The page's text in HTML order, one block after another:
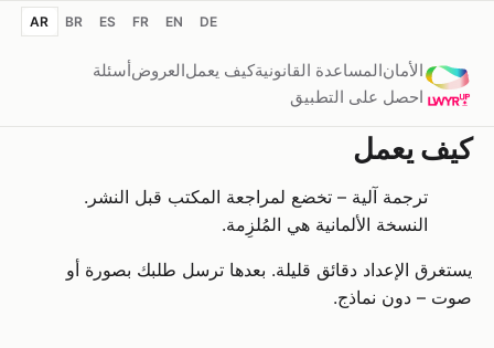
DE
EN
FR
ES
BR
AR
الأمانالمساعدة القانونيةكيف يعملالعروضأسئلة
احصل على التطبيق
كيف يعمل
ترجمة آلية – تخضع لمراجعة المكتب قبل النشر.
النسخة الألمانية هي المُلزِمة.
يستغرق الإعداد دقائق قليلة. بعدها ترسل طلبك بصورة أو
صوت – دون نماذج.